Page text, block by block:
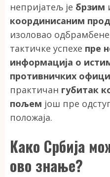
непријатељ је брзим
координисаним
изоловао одбрамбене
тактичке успехе пре
информација о
противничких
практичан губитак
пољем још пре
положаја.
Како Србија
ово знање?